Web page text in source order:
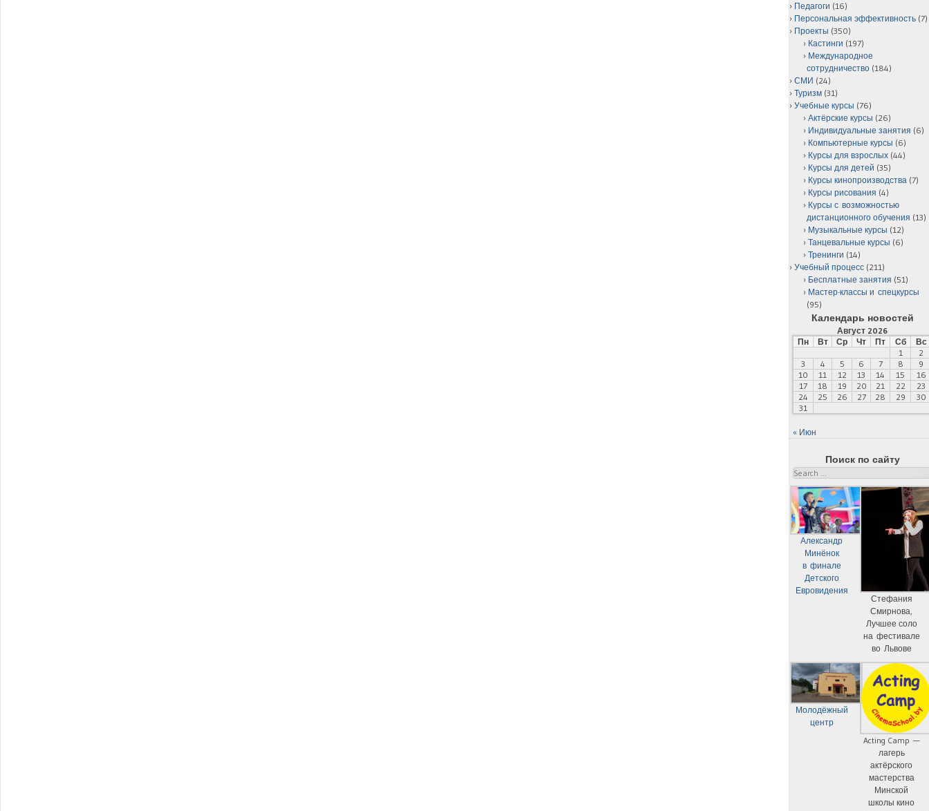
Педагоги (16)
Персональная эффективность (7)
Проекты (350)
Кастинги (197)
Международное
сотрудничество (184)
СМИ (24)
Туризм (31)
Учебные курсы (76)
Актёрские курсы (26)
Индивидуальные занятия (6)
Компьютерные курсы (6)
Курсы для взрослых (44)
Курсы для детей (35)
Курсы кинопроизводства (7)
Курсы рисования (4)
Курсы с возможностью
дистанционного обучения (13)
Музыкальные курсы (12)
Танцевальные курсы (6)
Тренинги (14)
Учебный процесс (211)
Бесплатные занятия (51)
Мастер-классы и спецкурсы
(95)
Календарь новостей
Август 2026
Пн
Вт Ср Чт Пт Сб
Вс
1
2
3
4 5 6 7 8
9
10
11 12 13 14 15
16
17
18 19 20 21 22
23
24
25 26 27 28 29
30
31
« Июн
Поиск по сайту
Search
Александр
Минёнок
в финале
Детского
Евровидения
Стефания
Смирнова,
Лучшее соло
на фестивале
во Львове
Молодёжный
центр
Acting Camp —
лагерь
актёрского
мастерства
Минской
школы кино